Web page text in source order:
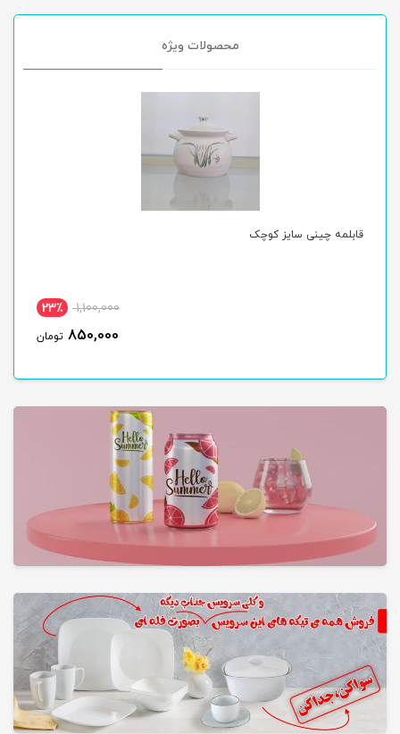
محصولات ویژه
قابلمه چینی سایز کوچک
1,100,000 23٪
850,000 تومان